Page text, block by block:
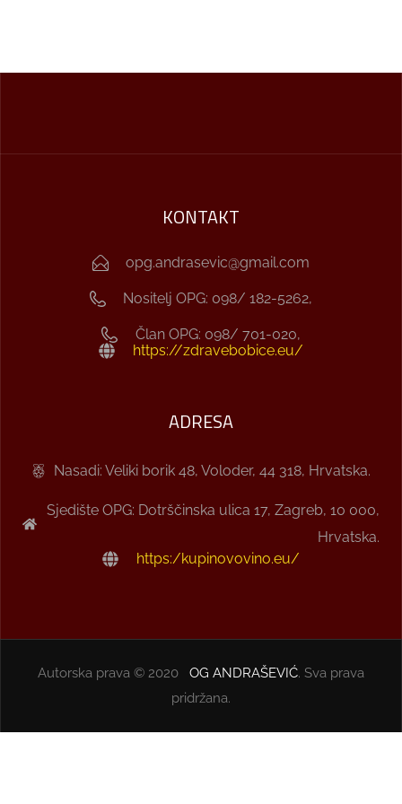
KONTAKT
opg.andrasevic@gmail.com
Nositelj OPG: 098/ 182-5262,
Član OPG: 098/ 701-020,
https://zdravebobice.eu/
ADRESA
Nasadi: Veliki borik 48, Voloder, 44 318, Hrvatska.
Sjedište OPG: Dotrščinska ulica 17, Zagreb, 10 000,
Hrvatska.
https:/kupinovovino.eu/
Autorska prava © 2020 OG ANDRAŠEVIĆ. Sva prava
pridržana.